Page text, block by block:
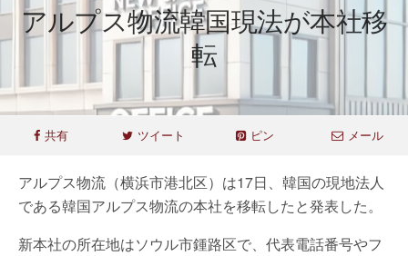
アルプス物流韓国現法が本社移
転
共有 ツイート ピン メール
アルプス物流（横浜市港北区）は17日、韓国の現地法人
である韓国アルプス物流の本社を移転したと発表した。
新本社の所在地はソウル市鍾路区で、代表電話番号やフ